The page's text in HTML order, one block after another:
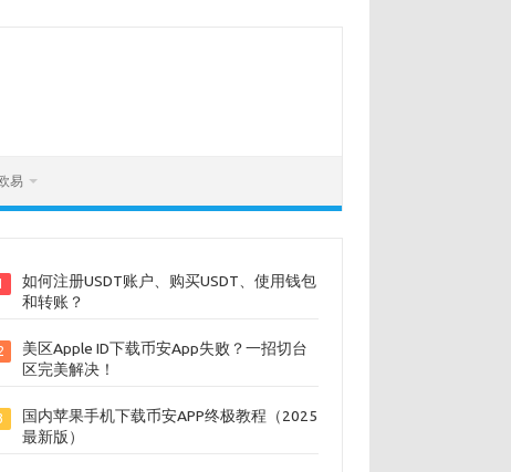
易
如何注册USDT账户、购买USDT、使用钱包
和转账？
美区Apple ID下载币安App失败？一招切台
区完美解决！
国内苹果手机下载币安APP终极教程（2025
最新版）